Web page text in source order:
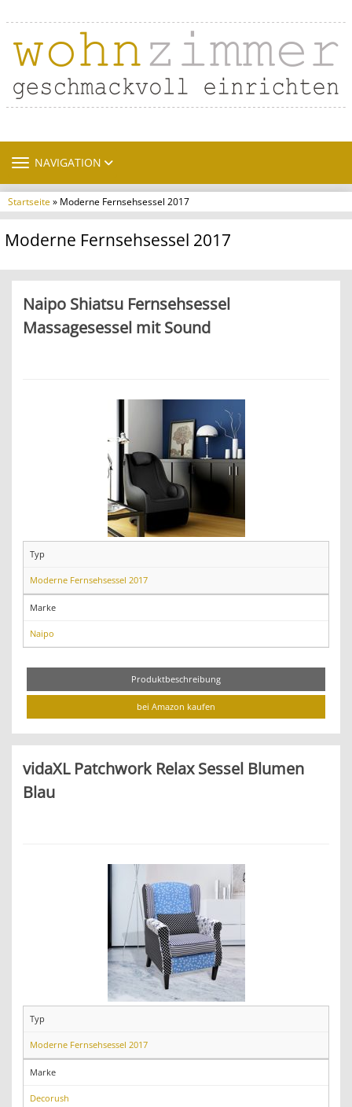
TOGGLE NAVIGATION
NAVIGATION
Startseite» Moderne Fernsehsessel 2017
Moderne Fernsehsessel 2017
Naipo Shiatsu Fernsehsessel
Massagesessel mit Sound
Typ
Moderne Fernsehsessel 2017
Marke
Naipo
Produktbeschreibung
bei Amazon kaufen
vidaXL Patchwork Relax Sessel Blumen
Blau
Typ
Moderne Fernsehsessel 2017
Marke
Decorush